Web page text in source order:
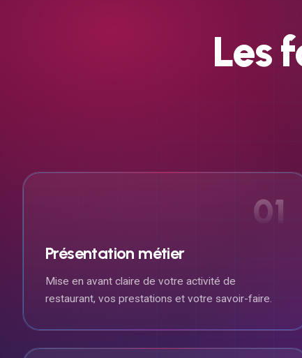
Les
01
Présentation métier
Mise en avant claire de votre activité de
restaurant, vos prestations et votre savoir-faire.